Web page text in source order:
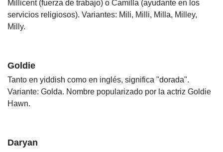
Millicent (fuerza de trabajo) o Camilla (ayudante en los
servicios religiosos). Variantes: Mili, Milli, Milla, Milley,
Milly.
Goldie
Tanto en yiddish como en inglés, significa "dorada".
Variante: Golda. Nombre popularizado por la actriz Goldie
Hawn.
Daryan